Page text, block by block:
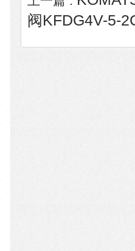
阀KFDG4V-5-